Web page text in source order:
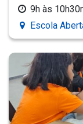
9h às
Escola